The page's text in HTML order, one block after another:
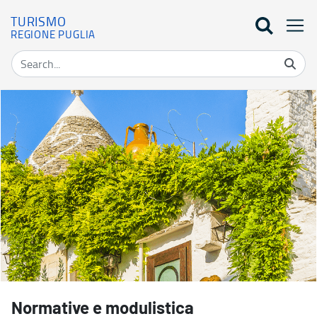
TURISMO
REGIONE PUGLIA
Normative e modulistica - Turismo
Normative e modulistica